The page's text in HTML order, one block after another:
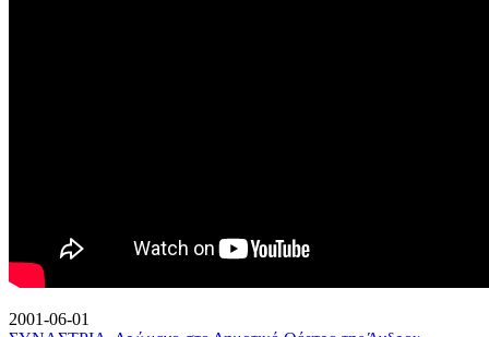
2001-06-01